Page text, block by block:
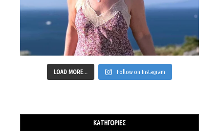
LOAD MORE... Follow on Instagram
ΚΑΤΗΓΟΡΊΕΣ